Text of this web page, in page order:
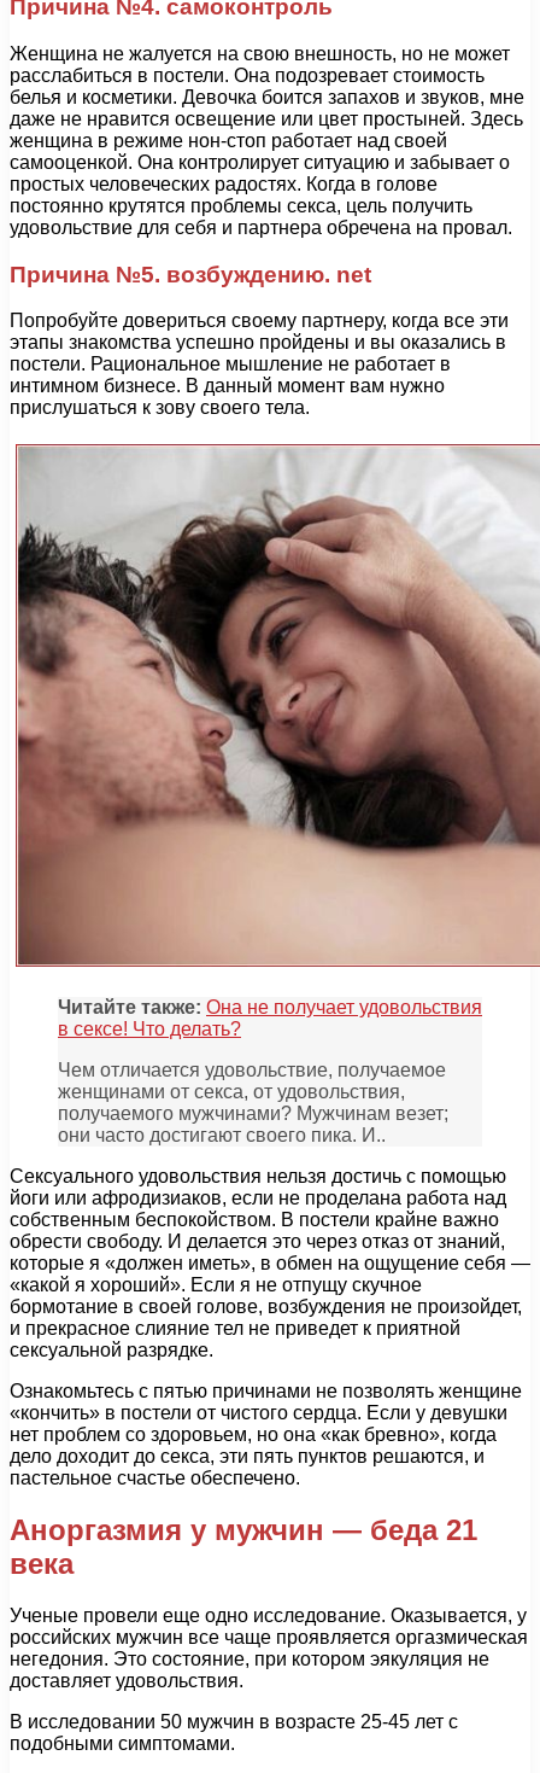
Причина №4. самоконтроль
Женщина не жалуется на свою внешность, но не может
расслабиться в постели. Она подозревает стоимость
белья и косметики. Девочка боится запахов и звуков, мне
даже не нравится освещение или цвет простыней. Здесь
женщина в режиме нон-стоп работает над своей
самооценкой. Она контролирует ситуацию и забывает о
простых человеческих радостях. Когда в голове
постоянно крутятся проблемы секса, цель получить
удовольствие для себя и партнера обречена на провал.
Причина №5. возбуждению. net
Попробуйте довериться своему партнеру, когда все эти
этапы знакомства успешно пройдены и вы оказались в
постели. Рациональное мышление не работает в
интимном бизнесе. В данный момент вам нужно
прислушаться к зову своего тела.
Читайте также: Она не получает удовольствия
в сексе! Что делать?
Чем отличается удовольствие, получаемое
женщинами от секса, от удовольствия,
получаемого мужчинами? Мужчинам везет;
они часто достигают своего пика. И..
Сексуального удовольствия нельзя достичь с помощью
йоги или афродизиаков, если не проделана работа над
собственным беспокойством. В постели крайне важно
обрести свободу. И делается это через отказ от знаний,
которые я «должен иметь», в обмен на ощущение себя —
«какой я хороший». Если я не отпущу скучное
бормотание в своей голове, возбуждения не произойдет,
и прекрасное слияние тел не приведет к приятной
сексуальной разрядке.
Ознакомьтесь с пятью причинами не позволять женщине
«кончить» в постели от чистого сердца. Если у девушки
нет проблем со здоровьем, но она «как бревно», когда
дело доходит до секса, эти пять пунктов решаются, и
пастельное счастье обеспечено.
Аноргазмия у мужчин — беда 21
века
Ученые провели еще одно исследование. Оказывается, у
российских мужчин все чаще проявляется оргазмическая
негедония. Это состояние, при котором эякуляция не
доставляет удовольствия.
В исследовании 50 мужчин в возрасте 25-45 лет с
подобными симптомами.